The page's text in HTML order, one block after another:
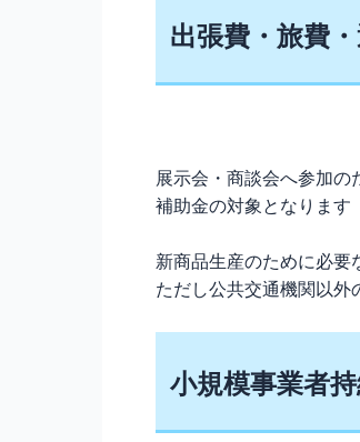
出張費・旅費
展示会・商談会へ参加
補助金の対象となります
新商品生産のために必要
ただし公共交通機関以外
小規模事業者